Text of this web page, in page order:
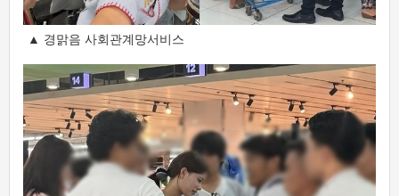
▲ 경맑음 사회관계망서비스